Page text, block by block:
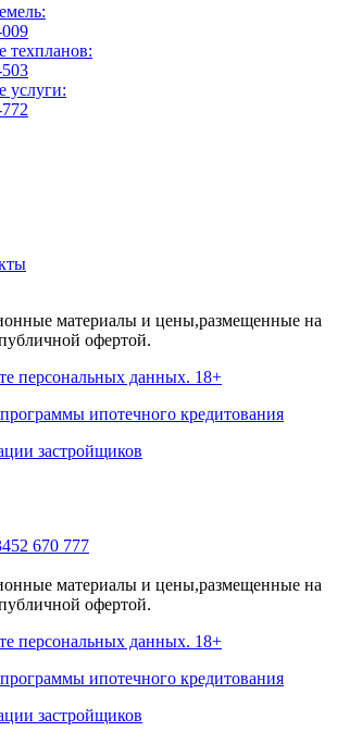
техпланов:
услуги:
материалы и цены,размещенные на
офертой.
персональных данных. 18+
ипотечного кредитования
застройщиков
670 777
материалы и цены,размещенные на
офертой.
персональных данных. 18+
ипотечного кредитования
застройщиков